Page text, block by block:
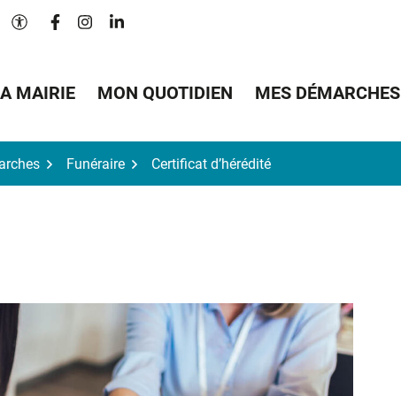
Paramètres d'accessibilité
Lien vers le compte Facebook
Lien vers le compte Instagram
Lien vers le compte Linkedin
MAIRIE MON QUOTIDIEN MES DÉMARCHES
Funéraire Certificat d’hérédité